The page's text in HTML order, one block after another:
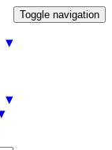
Toggle navigation